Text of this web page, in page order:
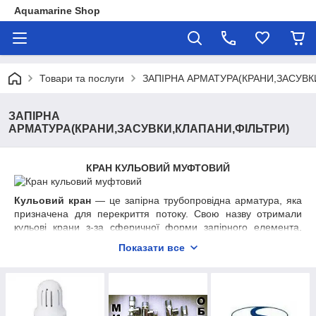
Aquamarine Shop
Товари та послуги ЗАПІРНА
ЗАПІРНА
АРМАТУРА(КРАНИ,ЗАСУВКИ,КЛАПАНИ,ФІЛЬТРИ)
КРАН КУЛЬОВИЙ МУФТОВИЙ
Кульовий кран — це запірна трубопровідна арматура, яка
призначена для перекриття потоку. Свою назву отримали
кульові крани з-за сферичної форми запірного елемента,
середовища. У відкритому положенні вісь отвору збігається з
перпендикулярної до осі трубопроводу — кран закривається.
Робочі середовища
Показати все